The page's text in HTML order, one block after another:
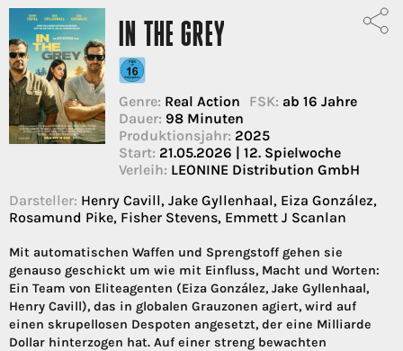
IN THE GREY
Genre: Real Action FSK: ab 16 Jahre
Dauer: 98 Minuten
Produktionsjahr: 2025
Start: 21.05.2026 | 12. Spielwoche
Verleih: LEONINE Distribution GmbH
Darsteller: Henry Cavill, Jake Gyllenhaal, Eiza González,
Rosamund Pike, Fisher Stevens, Emmett J Scanlan
Mit automatischen Waffen und Sprengstoff gehen sie
genauso geschickt um wie mit Einfluss, Macht und Worten:
Ein Team von Eliteagenten (Eiza González, Jake Gyllenhaal,
Henry Cavill), das in globalen Grauzonen agiert, wird auf
einen skrupellosen Despoten angesetzt, der eine Milliarde
Dollar hinterzogen hat. Auf einer streng bewachten